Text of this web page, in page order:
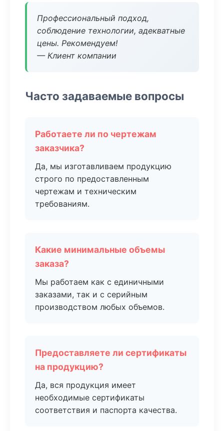
Профессиональный подход,
соблюдение технологии, адекватные
цены. Рекомендуем!
— Клиент компании
Часто задаваемые вопросы
Работаете ли по чертежам
заказчика?
Да, мы изготавливаем продукцию
строго по предоставленным
чертежам и техническим
требованиям.
Какие минимальные объемы
заказа?
Мы работаем как с единичными
заказами, так и с серийным
производством любых объемов.
Предоставляете ли сертификаты
на продукцию?
Да, вся продукция имеет
необходимые сертификаты
соответствия и паспорта качества.